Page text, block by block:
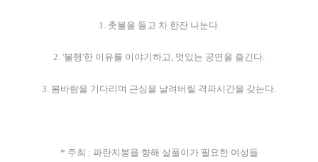
1. 촛불을 들고 차 한잔 나눈다.
2. '불행'한 이유를 이야기하고, 멋있는 공연을 즐긴다.
3. 봄바람을 기다리며 근심을 날려버릴 격파시간을 갖는다.
* 주최 : 파란지붕을 향해 살풀이가 필요한 여성들